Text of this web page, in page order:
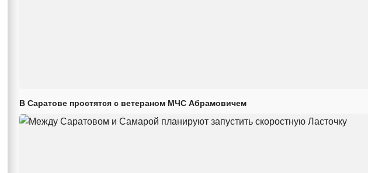
В Саратове простятся с ветераном МЧС Абрамовичем